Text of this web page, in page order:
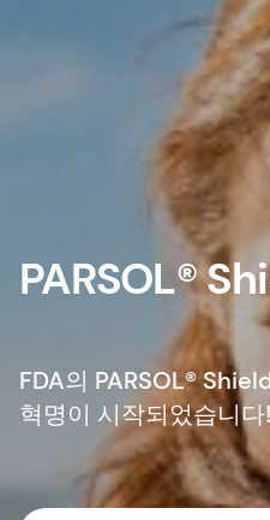
PARSOL®
FDA의 PARSOL®
혁명이 시작되었습니다!